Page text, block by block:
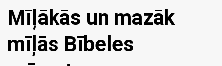
Mīļākās un mazāk
mīļās Bībeles